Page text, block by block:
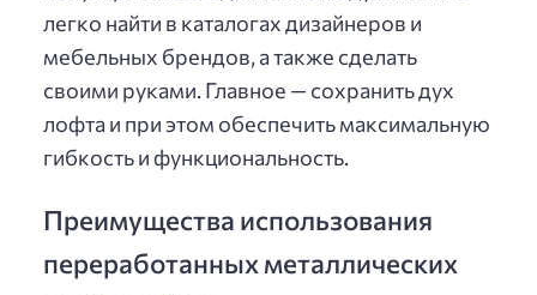
легко найти в каталогах дизайнеров и
мебельных брендов, а также сделать
своими руками. Главное — сохранить дух
лофта и при этом обеспечить максимальную
гибкость и функциональность.
Преимущества использования
переработанных металлических